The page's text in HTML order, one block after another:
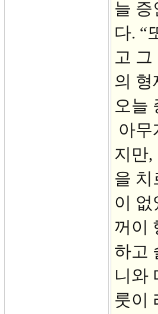
늘 증
다. “
고
의
오늘
아무
지만
을
이 없
꺼이
하고
니와
룻이